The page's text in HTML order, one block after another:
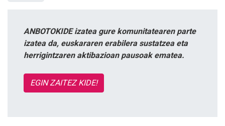
ANBOTOKIDE izatea gure komunitatearen parte
izatea da, euskararen erabilera sustatzea eta
herrigintzaren aktibazioan pausoak ematea.
EGIN ZAITEZ KIDE!